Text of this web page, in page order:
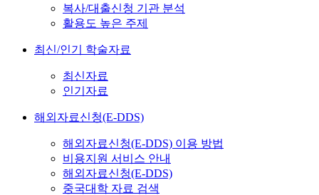
복사/대출신청 기관 분석
활용도 높은 주제
최신/인기 학술자료
최신자료
인기자료
해외자료신청(E-DDS)
해외자료신청(E-DDS) 이용 방법
비용지원 서비스 안내
해외자료신청(E-DDS)
중국대학 자료 검색